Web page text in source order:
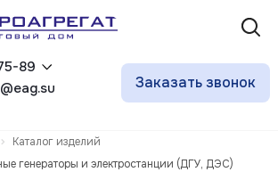
89
Заказать звонок
Каталог изделий
генераторы и электростанции (ДГУ, ДЭС)